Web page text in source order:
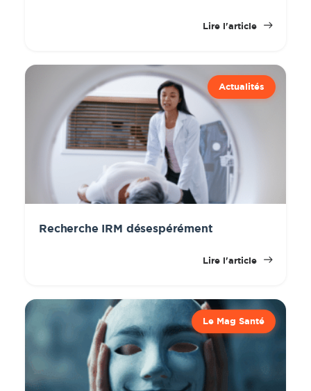
Lire l'article
Actualités
Recherche IRM désespérément
Lire l'article
Le Mag Santé